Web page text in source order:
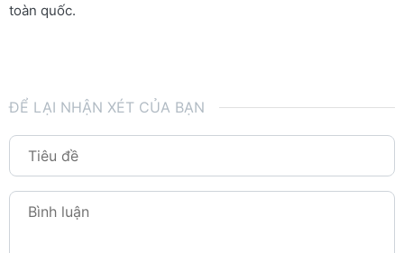
toàn quốc.
ĐỂ LẠI NHẬN XÉT CỦA BẠN